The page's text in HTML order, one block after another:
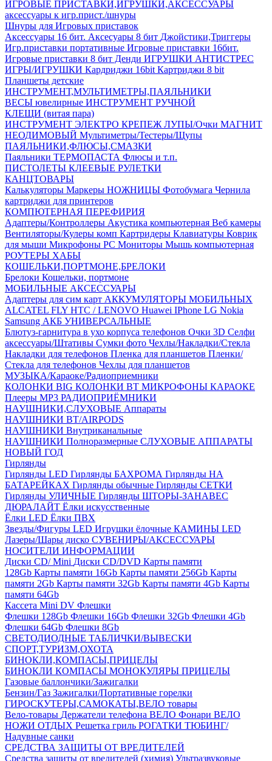
ИГРОВЫЕ ПРИСТАВКИ,ИГРУШКИ,АКСЕССУАРЫ
аксесcуары к игр.прист./шнуры
Шнуры для Игровых приставок
Аксессуары 16 бит. Аксесуары 8 бит Джойстики,Триггеры
Игр.приставки портативные Игровые приставки 16бит.
Игровые приставки 8 бит Денди ИГРУШКИ АНТИСТРЕС
ИГРЫ/ИГРУШКИ Кардриджи 16bit Картриджи 8 bit
Планшеты детские
ИНСТРУМЕНТ,МУЛЬТИМЕТРЫ,ПАЯЛЬНИКИ
ВЕСЫ ювелирные ИНСТРУМЕНТ РУЧНОЙ
КЛЕЩИ (витая пара)
ИНСТРУМЕНТ ЭЛЕКТРО КРЕПЕЖ ЛУПЫ/Очки МАГНИТ
НЕОДИМОВЫЙ Мультиметры/Тестеры/Щупы
ПАЯЛЬНИКИ,ФЛЮСЫ,СМАЗКИ
Паяльники ТЕРМОПАСТА Флюсы и т.п.
ПИСТОЛЕТЫ КЛЕЕВЫЕ РУЛЕТКИ
КАНЦТОВАРЫ
Калькуляторы Маркеры НОЖНИЦЫ Фотобумага Чернила
картриджи для принтеров
КОМПЮТЕРНАЯ ПЕРЕФИРИЯ
Адаптеры/Контроллеры Акустика компьютерная Веб камеры
Вентиляторы/Кулеры комп Картридеры Клавиатуры Коврик
для мыши Микрофоны PC Мониторы Мышь компьютерная
РОУТЕРЫ ХАБЫ
КОШЕЛЬКИ,ПОРТМОНЕ,БРЕЛОКИ
Брелоки Кошельки, портмоне
МОБИЛЬНЫЕ АКСЕССУАРЫ
Адаптеры для сим карт АККУМУЛЯТОРЫ МОБИЛЬНЫХ
ALCATEL FLY HTC / LENOVO Huawei IPhone LG Nokia
Samsung АКБ УНИВЕРСАЛЬНЫЕ
Блютуз-гарнитура в ухо корпуса телефонов Очки 3D Селфи
аксессуары/Штативы Сумки фото Чехлы/Накладки/Стекла
Накладки для телефонов Пленка для планшетов Пленки/
Стекла для телефонов Чехлы для планшетов
МУЗЫКА/Караоке/Радиоприемники
КОЛОНКИ BIG КОЛОНКИ BT МИКРОФОНЫ КАРАОКЕ
Плееры MP3 РАДИОПРИЁМНИКИ
НАУШНИКИ,СЛУХОВЫЕ Аппараты
НАУШНИКИ BT/AIRPODS
НАУШНИКИ Внутриканальные
НАУШНИКИ Полноразмерные СЛУХОВЫЕ АППАРАТЫ
НОВЫЙ ГОД
Гирлянды
Гирлянды LED Гирлянды БАХРОМА Гирлянды НА
БАТАРЕЙКАХ Гирлянды обычные Гирлянды СЕТКИ
Гирлянды УЛИЧНЫЕ Гирлянды ШТОРЫ-ЗАНАВЕС
ДЮРАЛАЙТ Ёлки искусственные
Ёлки LED Ёлки ПВХ
Звезды/Фигуры LED Игрушки ёлочные КАМИНЫ LED
Лазеры/Шары диско СУВЕНИРЫ/АКСЕССУАРЫ
НОСИТЕЛИ ИНФОРМАЦИИ
Диски CD/ Mini Диски CD/DVD Карты памяти
128Gb Карты памяти 16Gb Карты памяти 256Gb Карты
памяти 2Gb Карты памяти 32Gb Карты памяти 4Gb Карты
памяти 64Gb
Кассета Mini DV Флешки
Флешки 128Gb Флешки 16Gb Флешки 32Gb Флешки 4Gb
Флешки 64Gb Флешки 8Gb
СВЕТОДИОДНЫЕ ТАБЛИЧКИ/ВЫВЕСКИ
СПОРТ,ТУРИЗМ,ОХОТА
БИНОКЛИ,КОМПАСЫ,ПРИЦЕЛЫ
БИНОКЛИ КОМПАСЫ МОНОКУЛЯРЫ ПРИЦЕЛЫ
Газовые баллончики/Зажигалки
Бензин/Газ Зажигалки/Портативные горелки
ГИРОСКУТЕРЫ,САМОКАТЫ,ВЕЛО товары
Вело-товары Держатели телефона ВЕЛО Фонари ВЕЛО
НОЖИ ОТДЫХ Решетка гриль РОГАТКИ ТЮБИНГ/
Надувные санки
СРЕДСТВА ЗАЩИТЫ ОТ ВРЕДИТЕЛЕЙ
Средства защиты от вредителей (химия) Ультразвуковые